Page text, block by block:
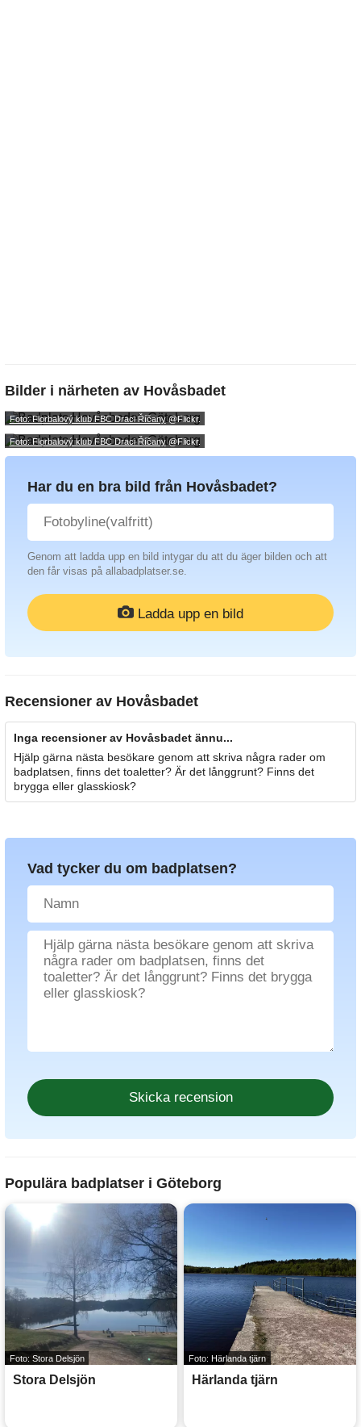
Bilder i närheten av Hovåsbadet
Foto: Florbalový klub FBC Draci Říčany@Flickr.
Foto: Florbalový klub FBC Draci Říčany@Flickr.
Har du en bra bild från Hovåsbadet?
Genom att ladda upp en bild intygar du att du äger bilden och att
den får visas på allabadplatser.se.
Ladda upp en bild
Recensioner av Hovåsbadet
Inga recensioner av Hovåsbadet ännu...
Hjälp gärna nästa besökare genom att skriva några rader om
badplatsen, finns det toaletter? Är det långgrunt? Finns det
brygga eller glasskiosk?
Vad tycker du om badplatsen?
Populära badplatser i Göteborg
Foto: Stora Delsjön
Stora Delsjön
Foto: Härlanda tjärn
Härlanda tjärn